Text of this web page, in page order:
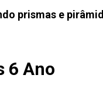
prismas e
6 Ano